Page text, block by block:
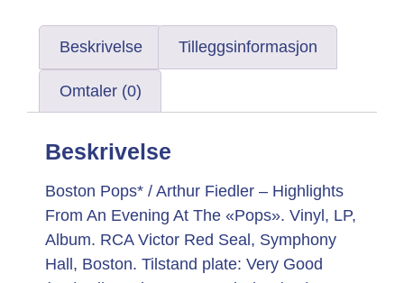
Beskrivelse Tilleggsinformasjon
Omtaler (0)
Beskrivelse
Boston Pops* / Arthur Fiedler – Highlights
From An Evening At The «Pops». Vinyl, LP,
Album. RCA Victor Red Seal, Symphony
Hall, Boston. Tilstand plate: Very Good